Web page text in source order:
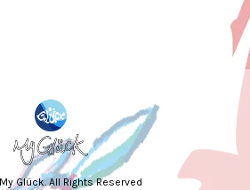
Glück. All Rights Reserved